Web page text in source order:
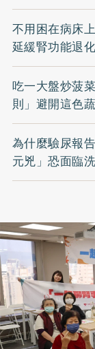
不用困在病床
延緩腎功能退化
吃一大盤炒菠
則」避開這色
為什麼驗尿報
元兇」恐面臨